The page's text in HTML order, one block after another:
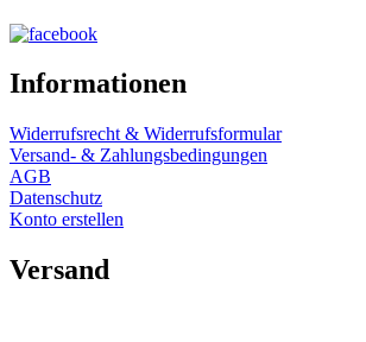
Informationen
Widerrufsrecht & Widerrufsformular
Versand- & Zahlungsbedingungen
AGB
Datenschutz
Konto erstellen
Versand